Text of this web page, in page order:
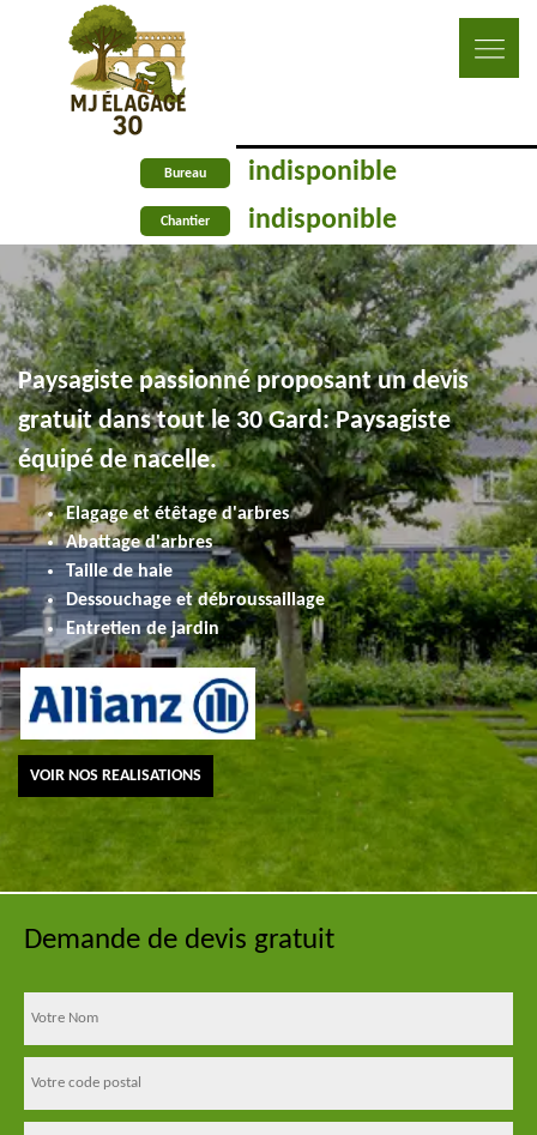
Bureau indisponible
Chantier indisponible
Paysagiste passionné proposant un devis
gratuit dans tout le 30 Gard: Paysagiste
équipé de nacelle.
Elagage et étêtage d'arbres
Abattage d'arbres
Taille de haie
Dessouchage et débroussaillage
Entretien de jardin
VOIR NOS REALISATIONS
Demande de devis gratuit